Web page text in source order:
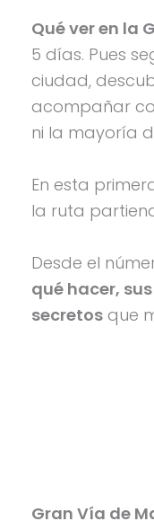
Qué ver en la
5 días. Pues
ciudad,
acompañar
ni la mayoría
En esta
la ruta
Desde el
qué hacer,
secretos que
Gran Vía de